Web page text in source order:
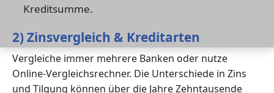
Kreditsumme.
2) Zinsvergleich & Kreditarten
Vergleiche immer mehrere Banken oder nutze
Online-Vergleichsrechner. Die Unterschiede in Zins
und Tilgung können über die Jahre Zehntausende